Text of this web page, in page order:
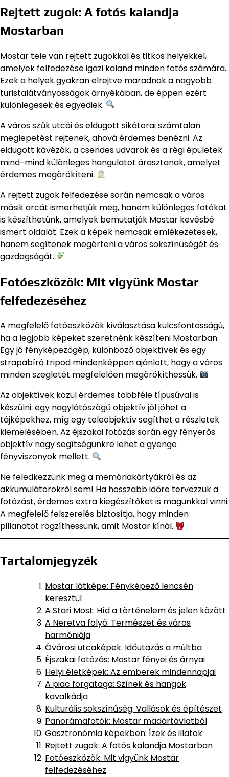
Rejtett zugok: A fotós kalandja
Mostarban
Mostar tele van rejtett zugokkal és titkos helyekkel,
amelyek felfedezése igazi kaland minden fotós számára.
Ezek a helyek gyakran elrejtve maradnak a nagyobb
turistalátványosságok árnyékában, de éppen ezért
különlegesek és egyediek.
A város szűk utcái és eldugott sikátorai számtalan
meglepetést rejtenek, ahová érdemes benézni. Az
eldugott kávézók, a csendes udvarok és a régi épületek
mind-mind különleges hangulatot árasztanak, amelyet
érdemes megörökíteni.
A rejtett zugok felfedezése során nemcsak a város
másik arcát ismerhetjük meg, hanem különleges fotókat
is készíthetünk, amelyek bemutatják Mostar kevésbé
ismert oldalát. Ezek a képek nemcsak emlékezetesek,
hanem segítenek megérteni a város sokszínűségét és
gazdagságát.
Fotóeszközök: Mit vigyünk Mostar
felfedezéséhez
A megfelelő fotóeszközök kiválasztása kulcsfontosságú,
ha a legjobb képeket szeretnénk készíteni Mostarban.
Egy jó fényképezőgép, különböző objektívek és egy
strapabíró tripod mindenképpen ajánlott, hogy a város
minden szegletét megfelelően megörökíthessük.
Az objektívek közül érdemes többféle típusúval is
készülni: egy nagylátószögű objektív jól jöhet a
tájképekhez, míg egy teleobjektív segíthet a részletek
kiemelésében. Az éjszakai fotózás során egy fényerős
objektív nagy segítségünkre lehet a gyenge
fényviszonyok mellett.
Ne feledkezzünk meg a memóriakártyákról és az
akkumulátorokról sem! Ha hosszabb időre tervezzük a
fotózást, érdemes extra kiegészítőket is magunkkal vinni.
A megfelelő felszerelés biztosítja, hogy minden
pillanatot rögzíthessünk, amit Mostar kínál.
Tartalomjegyzék
Mostar látképe: Fényképező lencsén
keresztül
A Stari Most: Híd a történelem és jelen között
A Neretva folyó: Természet és város
harmóniája
Óvárosi utcaképek: Időutazás a múltba
Éjszakai fotózás: Mostar fényei és árnyai
Helyi életképek: Az emberek mindennapjai
A piac forgataga: Színek és hangok
kavalkádja
Kulturális sokszínűség: Vallások és építészet
Panorámafotók: Mostar madártávlatból
Gasztronómia képekben: Ízek és illatok
Rejtett zugok: A fotós kalandja Mostarban
Fotóeszközök: Mit vigyünk Mostar
felfedezéséhez